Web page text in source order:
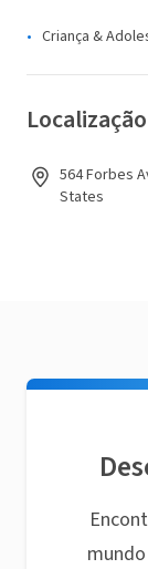
Criança &
Localização
564 Forbes
States